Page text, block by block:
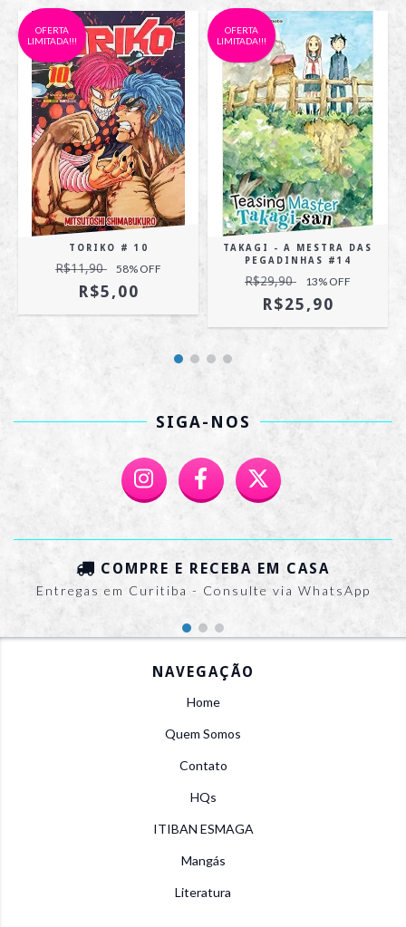
OFERTA
LIMITADA!!!
TORIKO # 10
R$11,90 58% OFF
R$5,00
OFERTA
LIMITADA!!!
TAKAGI - A MESTRA DAS
PEGADINHAS #14
R$29,90 13% OFF
R$25,90
SIGA-NOS
COMPRE E RECEBA EM CASA
Entregas em Curitiba - Consulte via WhatsApp
NAVEGAÇÃO
Home
Quem Somos
Contato
HQs
ITIBAN ESMAGA
Mangás
Literatura